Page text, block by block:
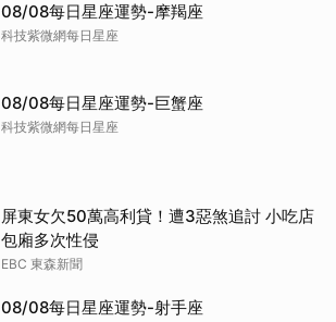
08/08每日星座運勢-摩羯座
科技紫微網每日星座
08/08每日星座運勢-巨蟹座
科技紫微網每日星座
屏東女欠50萬高利貸！遭3惡煞追討 小吃店
包廂多次性侵
EBC 東森新聞
08/08每日星座運勢-射手座